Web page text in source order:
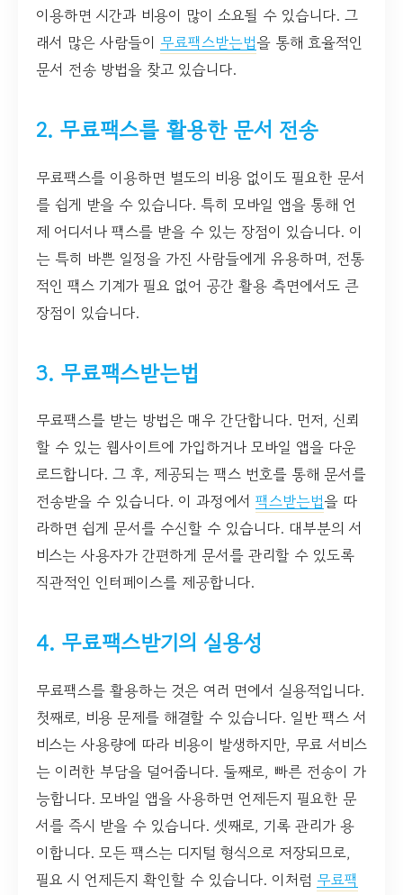
이용하면 시간과 비용이 많이 소요될 수 있습니다. 그
래서 많은 사람들이 무료팩스받는법을 통해 효율적인
문서 전송 방법을 찾고 있습니다.
2. 무료팩스를 활용한 문서 전송
무료팩스를 이용하면 별도의 비용 없이도 필요한 문서
를 쉽게 받을 수 있습니다. 특히 모바일 앱을 통해 언
제 어디서나 팩스를 받을 수 있는 장점이 있습니다. 이
는 특히 바쁜 일정을 가진 사람들에게 유용하며, 전통
적인 팩스 기계가 필요 없어 공간 활용 측면에서도 큰
장점이 있습니다.
3. 무료팩스받는법
무료팩스를 받는 방법은 매우 간단합니다. 먼저, 신뢰
할 수 있는 웹사이트에 가입하거나 모바일 앱을 다운
로드합니다. 그 후, 제공되는 팩스 번호를 통해 문서를
전송받을 수 있습니다. 이 과정에서 팩스받는법을 따
라하면 쉽게 문서를 수신할 수 있습니다. 대부분의 서
비스는 사용자가 간편하게 문서를 관리할 수 있도록
직관적인 인터페이스를 제공합니다.
4. 무료팩스받기의 실용성
무료팩스를 활용하는 것은 여러 면에서 실용적입니다.
첫째로, 비용 문제를 해결할 수 있습니다. 일반 팩스 서
비스는 사용량에 따라 비용이 발생하지만, 무료 서비스
는 이러한 부담을 덜어줍니다. 둘째로, 빠른 전송이 가
능합니다. 모바일 앱을 사용하면 언제든지 필요한 문
서를 즉시 받을 수 있습니다. 셋째로, 기록 관리가 용
이합니다. 모든 팩스는 디지털 형식으로 저장되므로,
필요 시 언제든지 확인할 수 있습니다. 이처럼 무료팩